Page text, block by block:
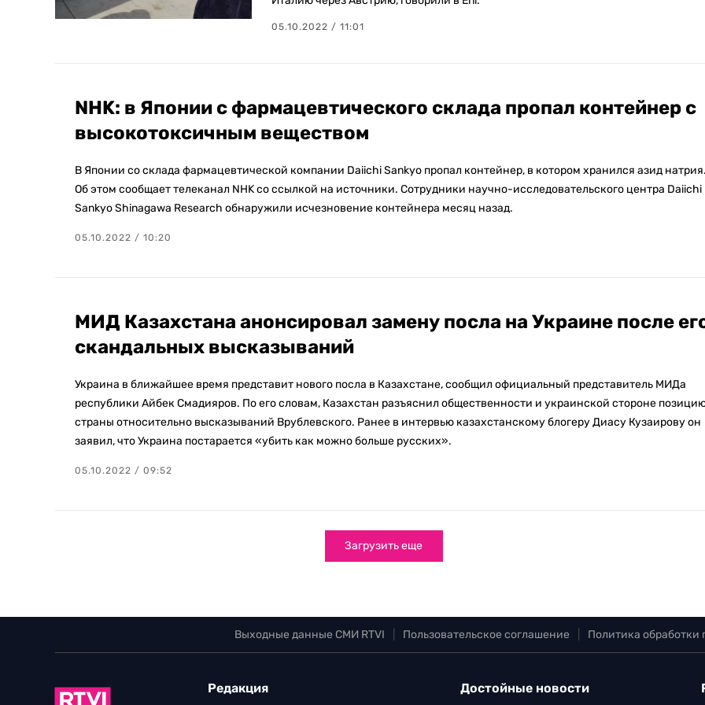
05.10.2022 / 11:01
NHK: в Японии с фармацевтического склада пропал контейнер с
высокотоксичным веществом
В Японии со склада фармацевтической компании Daiichi Sankyo пропал контейнер, в котором хранился азид
Об этом сообщает телеканал NHK со ссылкой на источники. Сотрудники научно-исследовательского центра Daiichi
Sankyo Shinagawa Research обнаружили исчезновение контейнера месяц назад.
05.10.2022 / 10:20
МИД Казахстана анонсировал замену посла на Украине после
скандальных высказываний
Украина в ближайшее время представит нового посла в Казахстане, сообщил официальный представитель МИДа
республики Айбек Смадияров. По его словам, Казахстан разъяснил общественности и украинской стороне
страны относительно высказываний Врублевского. Ранее в интервью казахстанскому блогеру Диасу Кузаирову он
заявил, что Украина постарается «убить как можно больше русских».
05.10.2022 / 09:52
Загрузить еще
Выходные данные СМИ RTVI Пользовательское соглашение Политика
Редакция Достойные новости